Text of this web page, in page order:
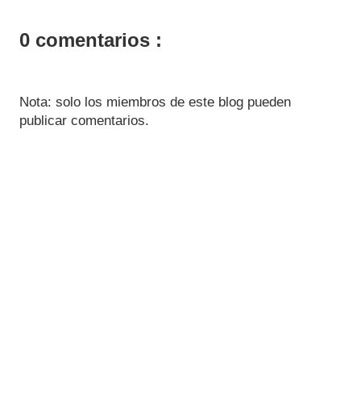
0 comentarios :
Nota: solo los miembros de este blog pueden
publicar comentarios.